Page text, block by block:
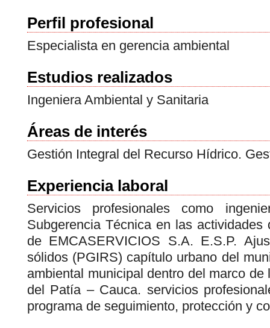
Perfil profesional
Especialista en gerencia ambiental
Estudios realizados
Ingeniera Ambiental y Sanitaria
Áreas de interés
Gestión Integral del Recurso Hídrico.
Experiencia laboral
Servicios profesionales como
Subgerencia Técnica en las
de EMCASERVICIOS S.A. E.S.P.
sólidos (PGIRS) capítulo urbano del
ambiental municipal dentro del marco
del Patía – Cauca. servicios
programa de seguimiento, protección y